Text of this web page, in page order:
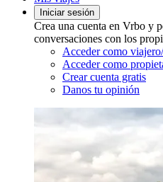
Iniciar sesión
Crea una cuenta en Vrbo y
conversaciones con los
Acceder como
Acceder como
Crear cuenta gratis
Danos tu opinión